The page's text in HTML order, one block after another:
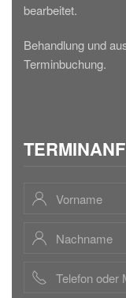
bearbeitet.
Behandlung und
Terminbuchung.